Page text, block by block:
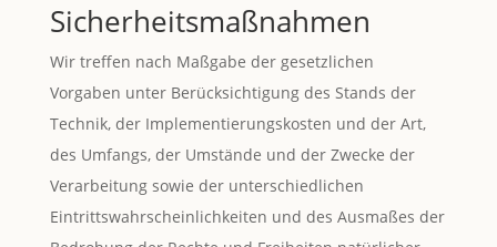
Sicherheitsmaßnahmen
Wir treffen nach Maßgabe der gesetzlichen
Vorgaben unter Berücksichtigung des Stands der
Technik, der Implementierungskosten und der Art,
des Umfangs, der Umstände und der Zwecke der
Verarbeitung sowie der unterschiedlichen
Eintrittswahrscheinlichkeiten und des Ausmaßes der